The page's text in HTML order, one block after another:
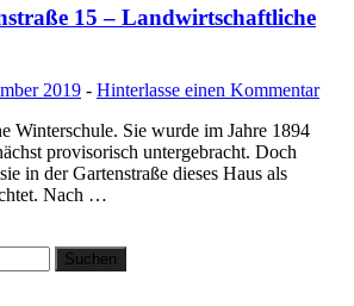
15 – Landwirtschaftliche
2019 - Hinterlasse einen Kommentar
Winterschule. Sie wurde im Jahre 1894
provisorisch unter­gebracht. Doch
in der Gartenstraße dieses Haus als
Nach …